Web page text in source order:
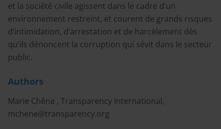
et la société civile agissent dans le cadre d’un
environnement restreint, et courent de grands risques
d’intimidation, d’arrestation et de harcèlement dès
qu’ils dénoncent la corruption qui sévit dans le secteur
public.
Authors
Marie Chêne , Transparency International,
mchene@transparency.org